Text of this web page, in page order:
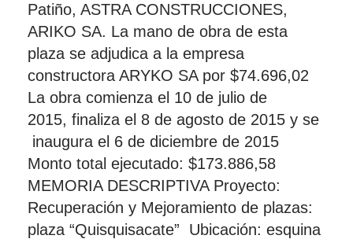
Patiño, ASTRA CONSTRUCCIONES,
ARIKO SA. La mano de obra de esta
plaza se adjudica a la empresa
constructora ARYKO SA por $74.696,02
La obra comienza el 10 de julio de
2015, finaliza el 8 de agosto de 2015 y se
inaugura el 6 de diciembre de 2015
Monto total ejecutado: $173.886,58
MEMORIA DESCRIPTIVA Proyecto:
Recuperación y Mejoramiento de plazas:
plaza “Quisquisacate” Ubicación: esquina